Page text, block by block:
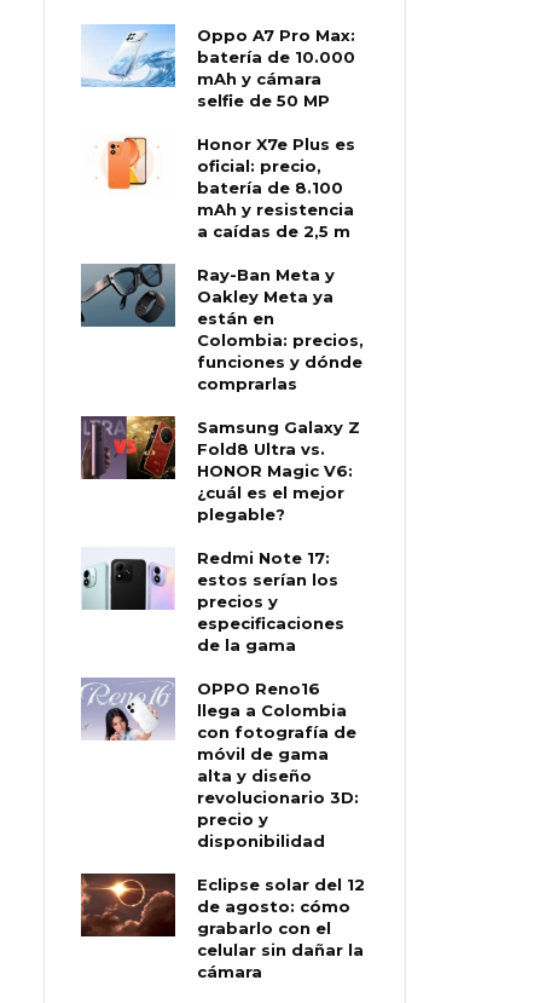
Oppo A7 Pro Max:
batería de 10.000
mAh y cámara
selfie de 50 MP
Honor X7e Plus es
oficial: precio,
batería de 8.100
mAh y resistencia
a caídas de 2,5 m
Ray-Ban Meta y
Oakley Meta ya
están en
Colombia: precios,
funciones y dónde
comprarlas
Samsung Galaxy Z
Fold8 Ultra vs.
HONOR Magic V6:
¿cuál es el mejor
plegable?
Redmi Note 17:
estos serían los
precios y
especificaciones
de la gama
OPPO Reno16
llega a Colombia
con fotografía de
móvil de gama
alta y diseño
revolucionario 3D:
precio y
disponibilidad
Eclipse solar del 12
de agosto: cómo
grabarlo con el
celular sin dañar la
cámara